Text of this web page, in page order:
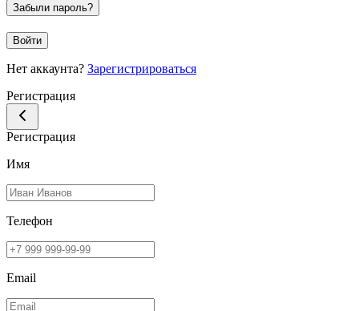
Забыли пароль?
Войти
Нет аккаунта? Зарегистрироваться
Регистрация
Регистрация
Имя
Телефон
Email